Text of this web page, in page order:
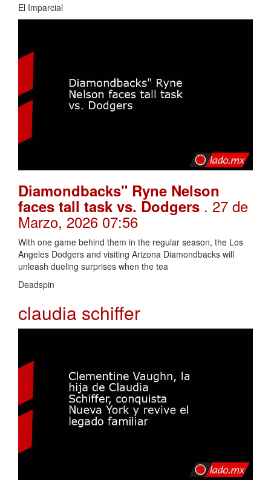
El Imparcial
Diamondbacks" Ryne Nelson
faces tall task vs. Dodgers . 27 de
Marzo, 2026 07:56
With one game behind them in the regular season, the Los
Angeles Dodgers and visiting Arizona Diamondbacks will
unleash dueling surprises when the tea
Deadspin
claudia schiffer